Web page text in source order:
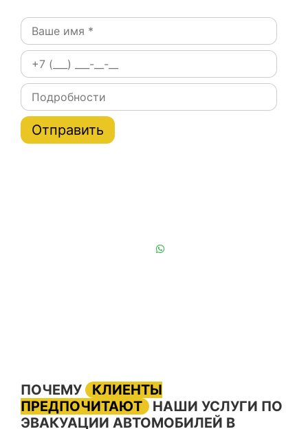
ПОЧЕМУ
КЛИЕНТЫ
ПРЕДПОЧИТАЮТ
НАШИ УСЛУГИ ПО
ЭВАКУАЦИИ АВТОМОБИЛЕЙ В